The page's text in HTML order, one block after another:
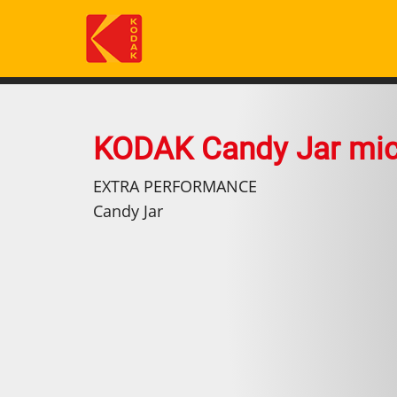
principale
KODAK Candy Jar
EXTRA PERFORMANCE
Candy Jar